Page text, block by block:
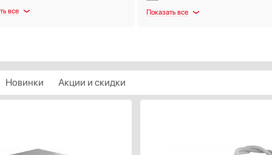
все Показать все
Новинки Акции и скидки